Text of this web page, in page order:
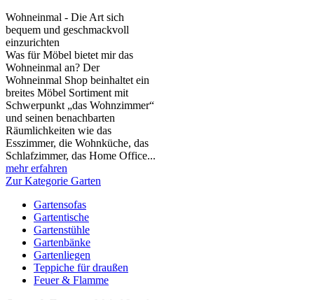
Wohneinmal - Die Art sich
bequem und geschmackvoll
einzurichten
Was für Möbel bietet mir das
Wohneinmal an? Der
Wohneinmal Shop beinhaltet ein
breites Möbel Sortiment mit
Schwerpunkt „das Wohnzimmer“
und seinen benachbarten
Räumlichkeiten wie das
Esszimmer, die Wohnküche, das
Schlafzimmer, das Home Office...
mehr erfahren
Zur Kategorie Garten
Gartensofas
Gartentische
Gartenstühle
Gartenbänke
Gartenliegen
Teppiche für draußen
Feuer & Flamme